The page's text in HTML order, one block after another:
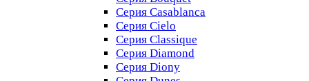
Серия Casablanсa
Серия Cielo
Серия Classique
Серия Diamond
Серия Diony